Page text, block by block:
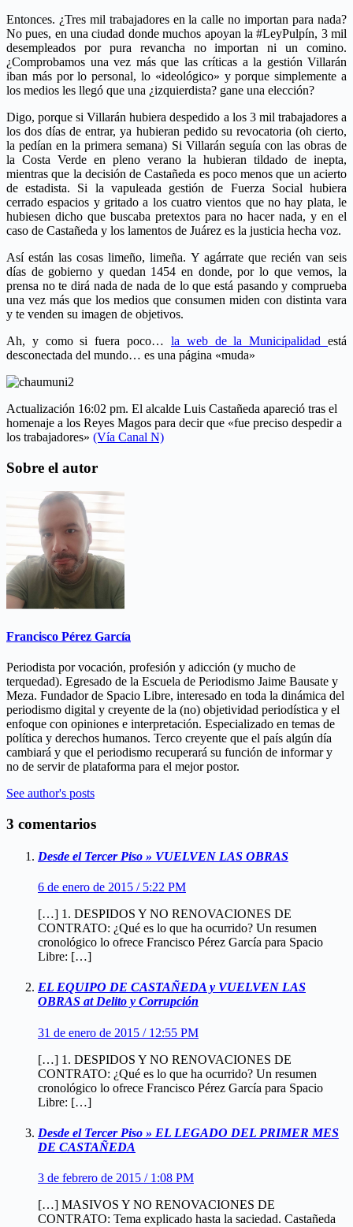
Entonces. ¿Tres mil trabajadores en la calle no importan para nada?
No pues, en una ciudad donde muchos apoyan la #LeyPulpín, 3 mil
desempleados por pura revancha no importan ni un comino.
¿Comprobamos una vez más que las críticas a la gestión Villarán
iban más por lo personal, lo «ideológico» y porque simplemente a
los medios les llegó que una ¿izquierdista? gane una elección?
Digo, porque si Villarán hubiera despedido a los 3 mil trabajadores a
los dos días de entrar, ya hubieran pedido su revocatoria (oh cierto,
la pedían en la primera semana) Si Villarán seguía con las obras de
la Costa Verde en pleno verano la hubieran tildado de inepta,
mientras que la decisión de Castañeda es poco menos que un acierto
de estadista. Si la vapuleada gestión de Fuerza Social hubiera
cerrado espacios y gritado a los cuatro vientos que no hay plata, le
hubiesen dicho que buscaba pretextos para no hacer nada, y en el
caso de Castañeda y los lamentos de Juárez es la justicia hecha voz.
Así están las cosas limeño, limeña. Y agárrate que recién van seis
días de gobierno y quedan 1454 en donde, por lo que vemos, la
prensa no te dirá nada de nada de lo que está pasando y comprueba
una vez más que los medios que consumen miden con distinta vara
y te venden su imagen de objetivos.
Ah, y como si fuera poco… la web de la Municipalidadestá
desconectada del mundo… es una página «muda»
Actualización 16:02 pm. El alcalde Luis Castañeda apareció tras el
homenaje a los Reyes Magos para decir que «fue preciso despedir a
los trabajadores» (Vía Canal N)
Sobre el autor
Francisco Pérez García
Periodista por vocación, profesión y adicción (y mucho de
terquedad). Egresado de la Escuela de Periodismo Jaime Bausate y
Meza. Fundador de Spacio Libre, interesado en toda la dinámica del
periodismo digital y creyente de la (no) objetividad periodística y el
enfoque con opiniones e interpretación. Especializado en temas de
política y derechos humanos. Terco creyente que el país algún día
cambiará y que el periodismo recuperará su función de informar y
no de servir de plataforma para el mejor postor.
See author's posts
3 comentarios
Desde el Tercer Piso » VUELVEN LAS OBRAS
6 de enero de 2015 / 5:22 PM
[…] 1. DESPIDOS Y NO RENOVACIONES DE
CONTRATO: ¿Qué es lo que ha ocurrido? Un resumen
cronológico lo ofrece Francisco Pérez García para Spacio
Libre: […]
EL EQUIPO DE CASTAÑEDA y VUELVEN LAS
OBRAS at Delito y Corrupción
31 de enero de 2015 / 12:55 PM
[…] 1. DESPIDOS Y NO RENOVACIONES DE
CONTRATO: ¿Qué es lo que ha ocurrido? Un resumen
cronológico lo ofrece Francisco Pérez García para Spacio
Libre: […]
Desde el Tercer Piso » EL LEGADO DEL PRIMER MES
DE CASTAÑEDA
3 de febrero de 2015 / 1:08 PM
[…] MASIVOS Y NO RENOVACIONES DE
CONTRATO: Tema explicado hasta la saciedad. Castañeda